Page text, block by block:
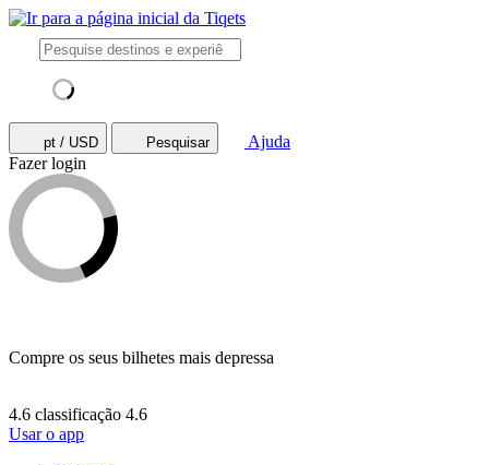
pt / USD Pesquisar
Ajuda
Fazer login
Compre os seus bilhetes mais depressa
4.6 classificação 4.6
Usar o app